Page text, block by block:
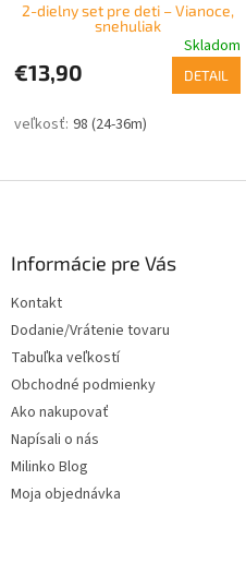
2-dielny set pre deti – Vianoce,
snehuliak
Skladom
€13,90 DETAIL
98 (24-36m)
Informácie pre Vás
Kontakt
Dodanie/Vrátenie tovaru
Tabuľka veľkostí
Obchodné podmienky
Ako nakupovať
Napísali o nás
Milinko Blog
Moja objednávka